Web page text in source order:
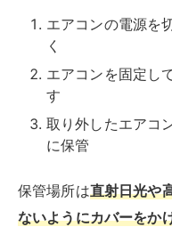
エアコンの電源を
く
エアコンを固定し
す
取り外したエアコ
に保管
保管場所は直射日光や
ないようにカバーをか